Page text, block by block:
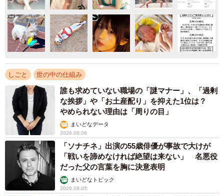
しごと 世の中の仕組み
誰も求めていない職場の「謎マナー」、「過剰
な挨拶」や「お土産配り」を抑えた1位は？
やめられない理由は「周りの目」
まいどなデータ
2026.08.06
「ソナチネ」出演の55歳俳優が事故で大けが
「戦いを諦めなければ絶望は来ない」 名悪役
だった父の言葉を胸に決意表明
まいどなトピック
2026.08.05